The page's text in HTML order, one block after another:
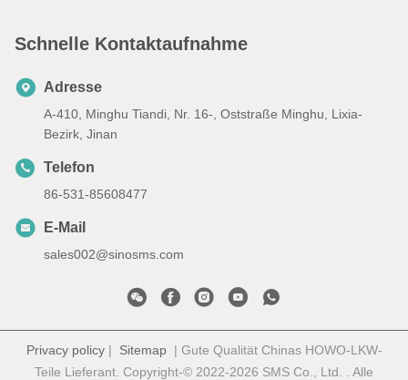
Schnelle Kontaktaufnahme
Adresse
A-410, Minghu Tiandi, Nr. 16-, Oststraße Minghu, Lixia-
Bezirk, Jinan
Telefon
86-531-85608477
E-Mail
sales002@sinosms.com
Privacy policy| Sitemap| Gute Qualität Chinas HOWO-LKW-
Teile Lieferant. Copyright-© 2022-2026 SMS Co., Ltd. . Alle